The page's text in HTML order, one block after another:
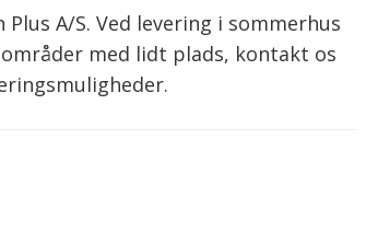
A/S. Ved levering i sommerhus
med lidt plads, kontakt os